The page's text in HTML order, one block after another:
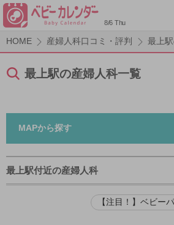
8/6 Thu
HOME 産婦人科口コミ・評判 最上
最上駅の産婦人科一覧
MAPから探す
最上駅付近の産婦人科
【注目！】ベビー